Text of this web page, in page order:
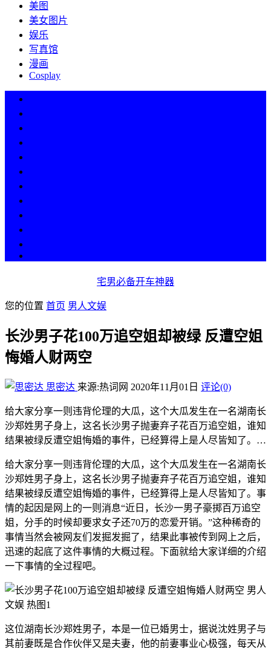
美图
美女图片
娱乐
写真馆
漫画
Cosplay
宅男必备开车神器
您的位置 首页 男人文娱
长沙男子花100万追空姐却被绿 反遭空姐
悔婚人财两空
思密达 来源:热词网 2020年11月01日 评论(0)
给大家分享一则违背伦理的大瓜，这个大瓜发生在一名湖南长
沙郑姓男子身上，这名长沙男子抛妻弃子花百万追空姐，谁知
结果被绿反遭空姐悔婚的事件，已经算得上是人尽皆知了。…
给大家分享一则违背伦理的大瓜，这个大瓜发生在一名湖南长
沙郑姓男子身上，这名长沙男子抛妻弃子花百万追空姐，谁知
结果被绿反遭空姐悔婚的事件，已经算得上是人尽皆知了。事
情的起因是网上的一则消息“近日，长沙一男子豪掷百万追空
姐，分手的时候却要求女子还70万的恋爱开销。”这种稀奇的
事情当然会被网友们发掘发掘了，结果此事被传到网上之后，
迅速的起底了这件事情的大概过程。下面就给大家详细的介绍
一下事情的全过程吧。
这位湖南长沙郑姓男子，本是一位已婚男士，据说沈姓男子与
其前妻既是合作伙伴又是夫妻，他的前妻事业心极强，每天从